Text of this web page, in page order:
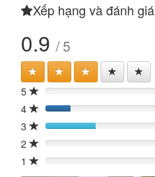
Xếp hạng và đánh giá
0.9 / 5
5 0%
4
20%
3
40%
2
0%
1
0%